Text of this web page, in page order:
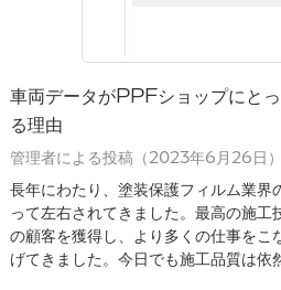
車両データがPPFショップにと
る理由
管理者による投稿（2023年6月26日）
長年にわたり、塗装保護フィルム業界
って左右されてきました。最高の施工
の顧客を獲得し、より多くの仕事をこ
げてきました。今日でも施工品質は依